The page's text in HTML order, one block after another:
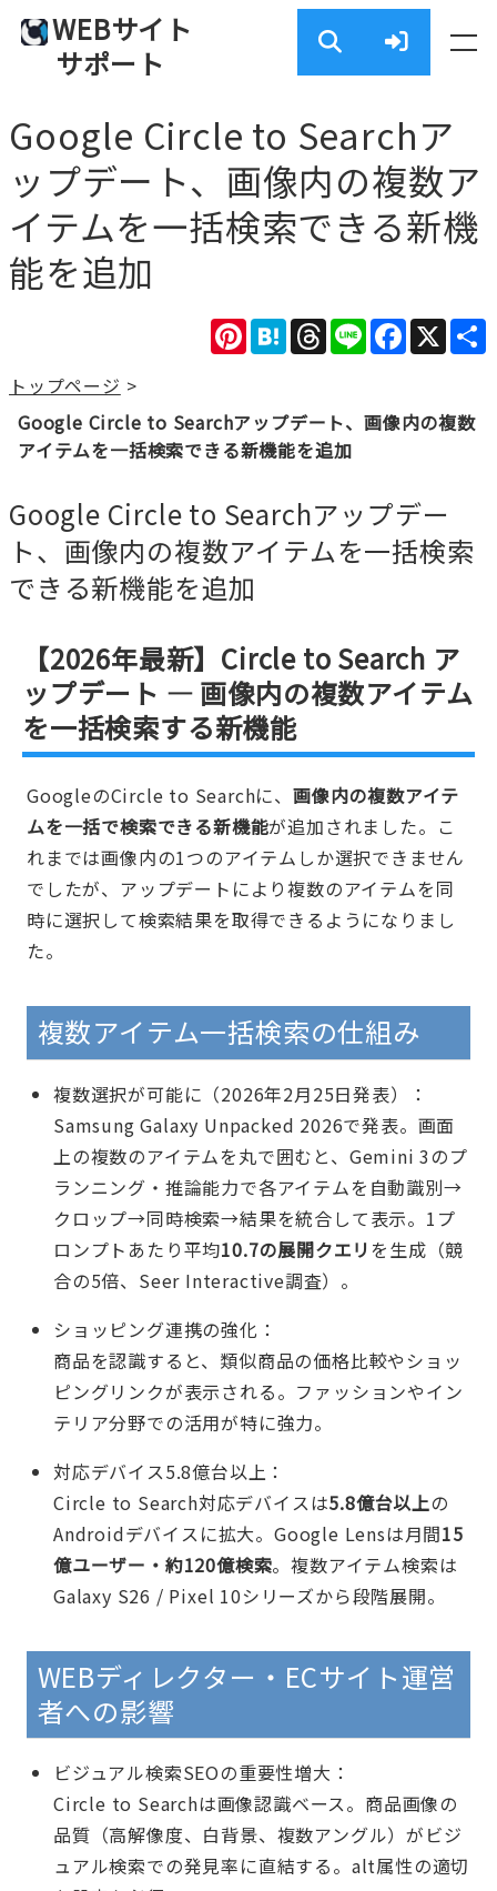
WEBサイト
サポート
Google Circle to Searchア
ップデート、画像内の複数ア
イテムを一括検索できる新機
能を追加
X
Facebook
Line
Threads
Hatena
Pinterest
トップページ >
Google Circle to Searchアップデート、画像内の複数
アイテムを一括検索できる新機能を追加
Google Circle to Searchアップデー
ト、画像内の複数アイテムを一括検索
できる新機能を追加
【2026年最新】Circle to Search ア
ップデート — 画像内の複数アイテム
を一括検索する新機能
GoogleのCircle to Searchに、 画像内の複数アイテ
ムを一括で検索できる新機能が追加されました。こ
れまでは画像内の1つのアイテムしか選択できません
でしたが、アップデートにより複数のアイテムを同
時に選択して検索結果を取得できるようになりまし
た。
複数アイテム一括検索の仕組み
複数選択が可能に（2026年2月25日発表）：
Samsung Galaxy Unpacked 2026で発表。画面
上の複数のアイテムを丸で囲むと、Gemini 3のプ
ランニング・推論能力で各アイテムを自動識別→
クロップ→同時検索→結果を統合して表示。1プ
ロンプトあたり平均10.7の展開クエリ を生成（競
合の5倍、Seer Interactive調査）。
ショッピング連携の強化：
商品を認識すると、類似商品の価格比較やショッ
ピングリンクが表示される。ファッションやイン
テリア分野での活用が特に強力。
対応デバイス5.8億台以上：
Circle to Search対応デバイスは5.8億台以上の
Androidデバイスに拡大。Google Lensは月間15
億ユーザー・約120億検索。複数アイテム検索は
Galaxy S26 / Pixel 10シリーズから段階展開。
WEBディレクター・ECサイト運営
者への影響
ビジュアル検索SEOの重要性増大：
Circle to Searchは画像認識ベース。商品画像の
品質（高解像度、白背景、複数アングル）がビジ
ュアル検索での発見率に直結する。alt属性の適切